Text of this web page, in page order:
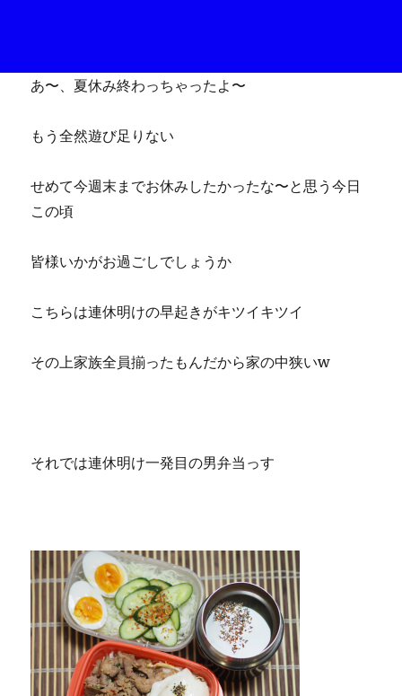
あ〜、夏休み終わっちゃったよ〜
もう全然遊び足りない
せめて今週末までお休みしたかったな〜と思う今日
この頃
皆様いかがお過ごしでしょうか
こちらは連休明けの早起きがキツイキツイ
その上家族全員揃ったもんだから家の中狭いw
それでは連休明け一発目の男弁当っす